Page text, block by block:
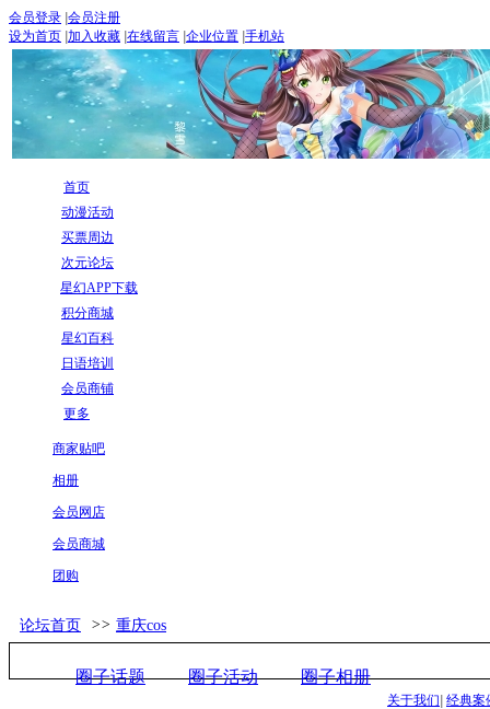
会员登录 会员注册
设为首页 加入收藏 在线留言 企业位置 手机站
首页
动漫活动
买票周边
次元论坛
星幻APP下载
积分商城
星幻百科
日语培训
会员商铺
更多
商家贴吧
相册
会员网店
会员商城
团购
论坛首页 >> 重庆cos
圈子话题 圈子活动 圈子相册
关于我们 经典案